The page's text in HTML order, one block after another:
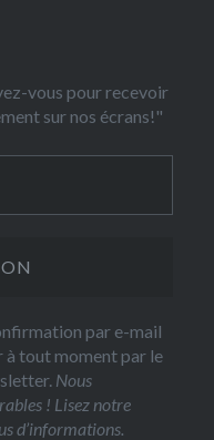
vous pour recevoir
sur nos écrans!"
par e-mail
à tout moment par le
Nous
! Lisez notre
d’informations.